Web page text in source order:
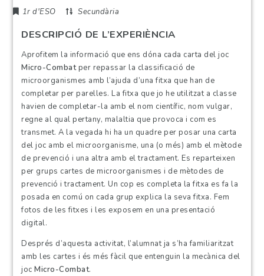
1r d'ESO Secundària
DESCRIPCIÓ DE L’EXPERIÈNCIA
Aprofitem la informació que ens dóna cada carta del joc
Micro-Combatper repassar la classificació de
microorganismes amb l’ajuda d’una fitxa que han de
completar per parelles. La fitxa que jo he utilitzat a classe
havien de completar-la amb el nom científic, nom vulgar,
regne al qual pertany, malaltia que provoca i com es
transmet. A la vegada hi ha un quadre per posar una carta
del joc amb el microorganisme, una (o més) amb el mètode
de prevenció i una altra amb el tractament. Es reparteixen
per grups cartes de microorganismes i de mètodes de
prevenció i tractament. Un cop es completa la fitxa es fa la
posada en comú on cada grup explica la seva fitxa. Fem
fotos de les fitxes i les exposem en una presentació
digital.
Després d’aquesta activitat, l’alumnat ja s’ha familiaritzat
amb les cartes i és més fàcil que entenguin la mecànica del
jocMicro-Combat.